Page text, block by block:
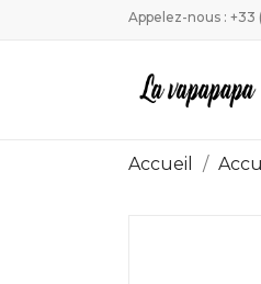
Appelez-nous : +33
Accueil